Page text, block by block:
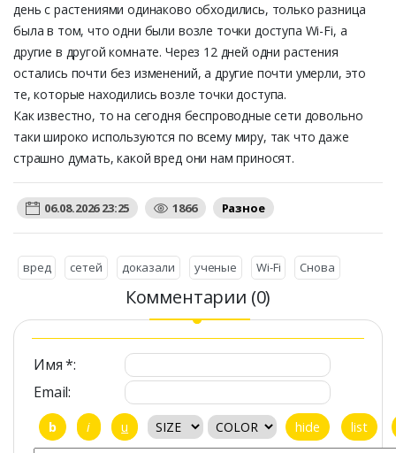
день с растениями одинаково обходились, только разница
была в том, что одни были возле точки доступа Wi-Fi, а
другие в другой комнате. Через 12 дней одни растения
остались почти без изменений, а другие почти умерли, это
те, которые находились возле точки доступа.
Как известно, то на сегодня беспроводные сети довольно
таки широко используются по всему миру, так что даже
страшно думать, какой вред они нам приносят.
06.08.2026 23:25 1866 Разное
вред сетей доказали ученые Wi-Fi Снова
Комментарии (0)
Имя *:
Email: